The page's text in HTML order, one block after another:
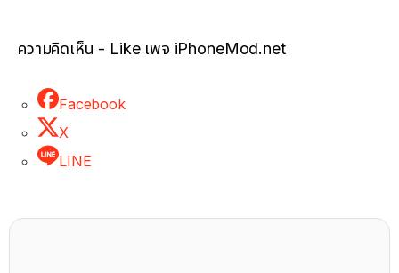
ความคิดเห็น - Like เพจ iPhoneMod.net
Facebook
X
LINE